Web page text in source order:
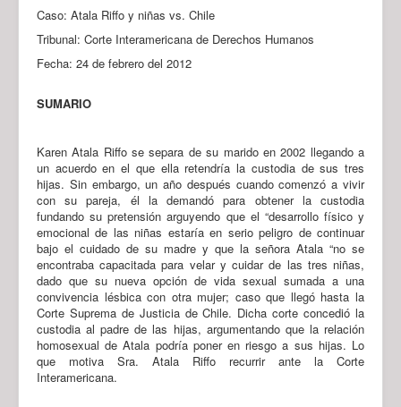
Caso: Atala Riffo y niñas vs. Chile
Tribunal: Corte Interamericana de Derechos Humanos
Fecha: 24 de febrero del 2012
SUMARIO
Karen Atala Riffo se separa de su marido en 2002 llegando a
un acuerdo en el que ella retendría la custodia de sus tres
hijas. Sin embargo, un año después cuando comenzó a vivir
con su pareja, él la demandó para obtener la custodia
fundando su pretensión arguyendo que el “desarrollo físico y
emocional de las niñas estaría en serio peligro de continuar
bajo el cuidado de su madre y que la señora Atala “no se
encontraba capacitada para velar y cuidar de las tres niñas,
dado que su nueva opción de vida sexual sumada a una
convivencia lésbica con otra mujer; caso que llegó hasta la
Corte Suprema de Justicia de Chile. Dicha corte concedió la
custodia al padre de las hijas, argumentando que la relación
homosexual de Atala podría poner en riesgo a sus hijas. Lo
que motiva Sra. Atala Riffo recurrir ante la Corte
Interamericana.